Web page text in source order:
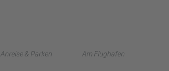
Anreise & Parken Am Flughafen